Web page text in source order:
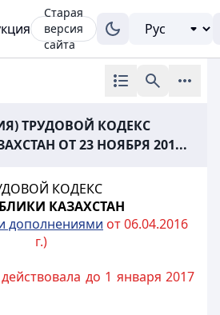
Старая
версия
сайта
ТРУДОВОЙ КОДЕКС
ОТ 23 НОЯБРЯ 201...
КОДЕКС
КАЗАХСТАН
дополнениями от 06.04.2016
г.)
до 1 января 2017